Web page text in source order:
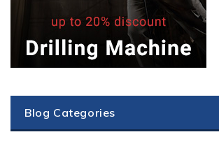
Blog Categories